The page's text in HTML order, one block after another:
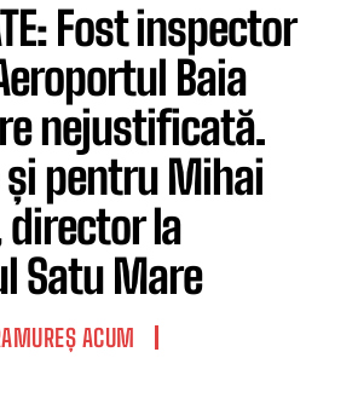
Fost inspector
Baia
nejustificată.
și pentru Mihai
director la
Satu Mare
ACUM